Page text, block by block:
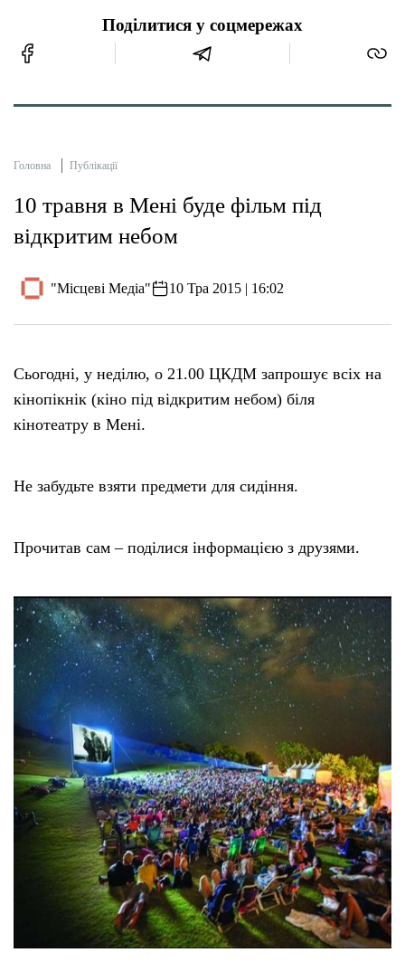
Поділитися у соцмережах
Головна Публікації
10 травня в Мені буде фільм під
відкритим небом
"Місцеві Медіа" 10 Тра 2015 | 16:02
Сьогодні, у неділю, о 21.00 ЦКДМ запрошує всіх на
кінопікнік (кіно під відкритим небом) біля
кінотеатру в Мені.
Не забудьте взяти предмети для сидіння.
Прочитав сам – поділися інформацією з друзями.